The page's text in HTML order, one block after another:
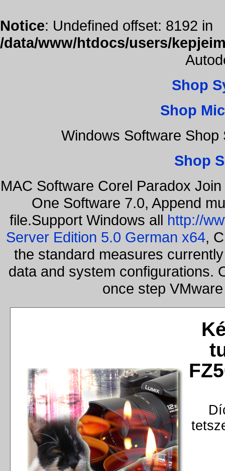
Notice: Undefined offset: 8192 in
/data/www/htdocs/users/
Shop
Shop
Windows Software
Shop
MAC Software Corel Paradox
One Software 7.0, Append
file.Support Windows all http://
Server Edition 5.0 German x64,
the standard measures
data and system configurations.
once step